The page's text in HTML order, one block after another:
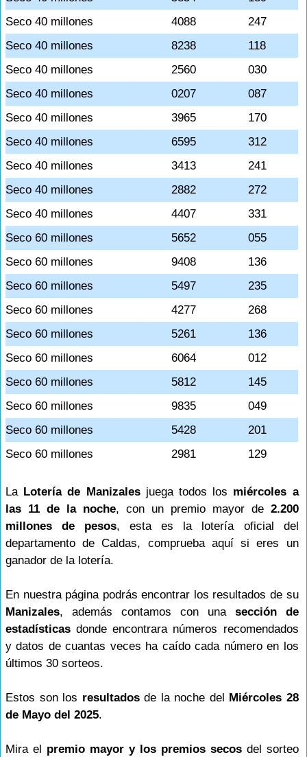
Seco 40 millones
4088
247
Seco 40 millones
8238
118
Seco 40 millones
2560
030
Seco 40 millones
0207
087
Seco 40 millones
3965
170
Seco 40 millones
6595
312
Seco 40 millones
3413
241
Seco 40 millones
2882
272
Seco 40 millones
4407
331
Seco 60 millones
5652
055
Seco 60 millones
9408
136
Seco 60 millones
5497
235
Seco 60 millones
4277
268
Seco 60 millones
5261
136
Seco 60 millones
6064
012
Seco 60 millones
5812
145
Seco 60 millones
9835
049
Seco 60 millones
5428
201
Seco 60 millones
2981 129
La Lotería de Manizalesjuega todos los miércoles a
las 11 de la noche, con un premio mayor de 2.200
millones de pesos, esta es la lotería oficial del
departamento de Caldas, comprueba aquí si eres un
ganador de la lotería.
En nuestra página podrás encontrar los resultados de su
Manizales, además contamos con una sección de
estadísticas donde encontrara números recomendados
y datos de cuantas veces ha caído cada número en los
últimos 30 sorteos.
Estos son los resultadosde la noche del Miércoles 28
de Mayo del 2025.
Mira el premio mayor y los premios secosdel sorteo